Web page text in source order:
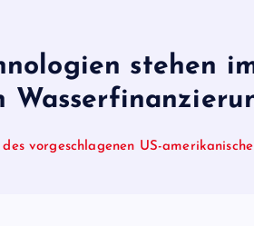
stehen
vorgeschlagenen US-